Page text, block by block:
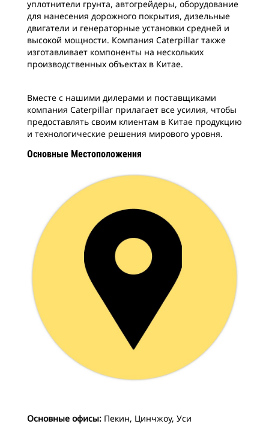
уплотнители грунта, автогрейдеры, оборудование
для нанесения дорожного покрытия, дизельные
двигатели и генераторные установки средней и
высокой мощности. Компания Caterpillar также
изготавливает компоненты на нескольких
производственных объектах в Китае.
Вместе с нашими дилерами и поставщиками
компания Caterpillar прилагает все усилия, чтобы
предоставлять своим клиентам в Китае продукцию
и технологические решения мирового уровня.
Основные Местоположения
Основные офисы: Пекин, Цинчжоу, Уси